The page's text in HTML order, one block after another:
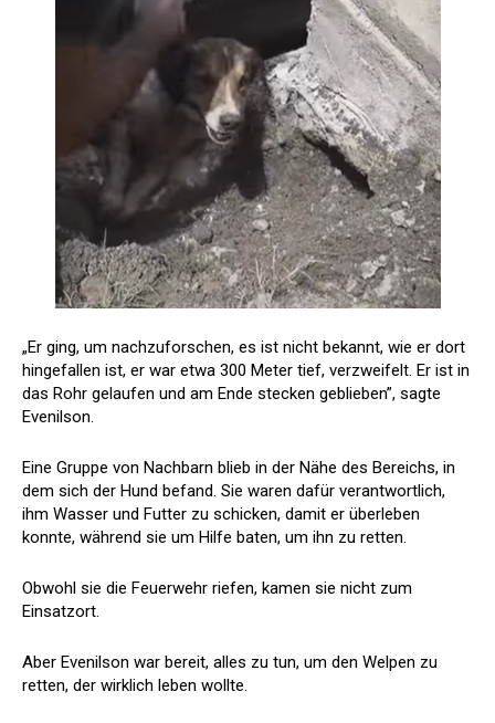
„Er ging, um nachzuforschen, es ist nicht bekannt, wie er dort
hingefallen ist, er war etwa 300 Meter tief, verzweifelt. Er ist in
das Rohr gelaufen und am Ende stecken geblieben”, sagte
Evenilson.
Eine Gruppe von Nachbarn blieb in der Nähe des Bereichs, in
dem sich der Hund befand. Sie waren dafür verantwortlich,
ihm Wasser und Futter zu schicken, damit er überleben
konnte, während sie um Hilfe baten, um ihn zu retten.
Obwohl sie die Feuerwehr riefen, kamen sie nicht zum
Einsatzort.
Aber Evenilson war bereit, alles zu tun, um den Welpen zu
retten, der wirklich leben wollte.